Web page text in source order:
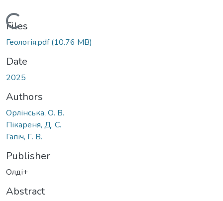
Loading...
Files
Геологія.pdf(10.76 MB)
Date
2025
Authors
Орлінська, О. В.
Пікареня, Д. С.
Гапіч, Г. В.
Publisher
Олді+
Abstract